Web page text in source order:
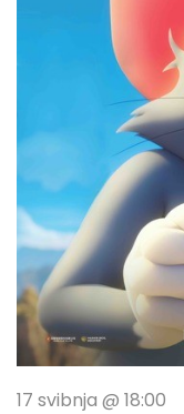
17 svibnja @ 18:00